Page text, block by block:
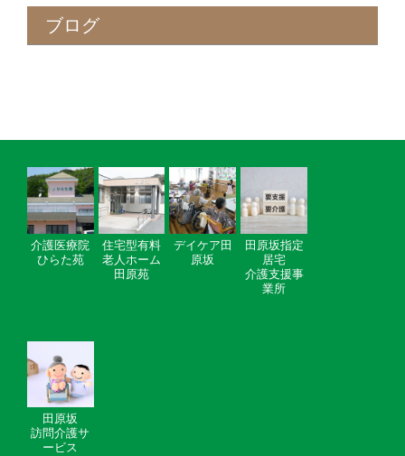
ブログ
介護医療院
ひらた苑
住宅型有料
老人ホーム
田原苑
デイケア田
原坂
田原坂指定
居宅
介護支援事
業所
田原坂
訪問介護サ
ービス